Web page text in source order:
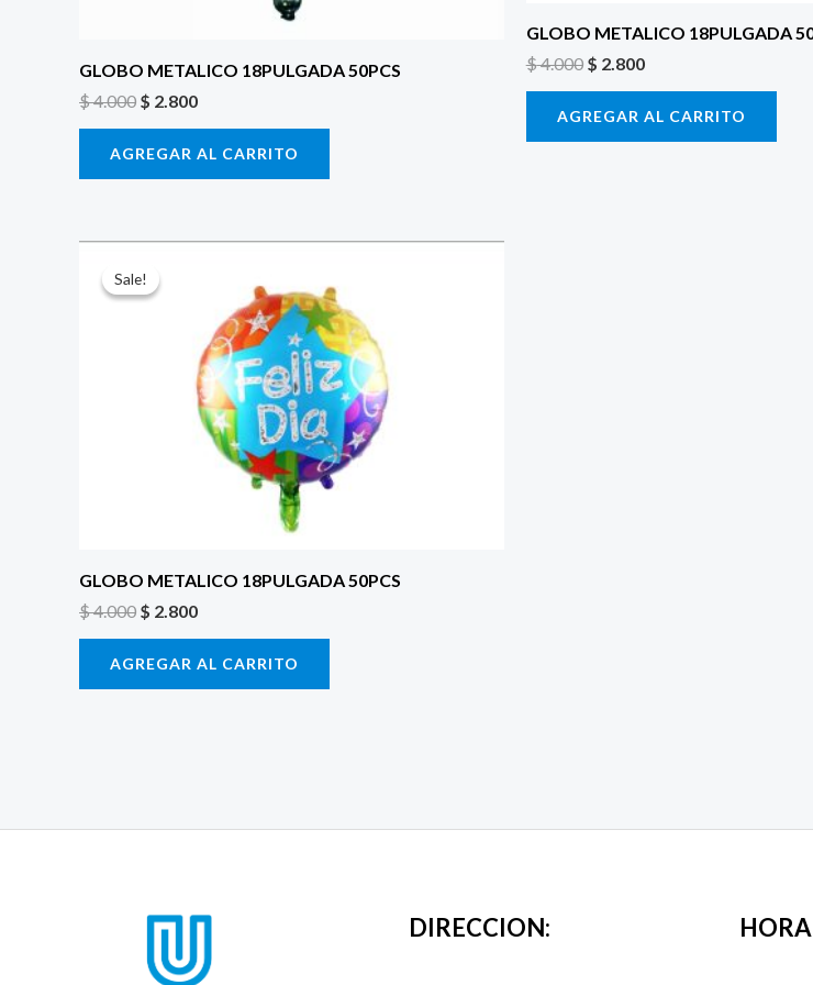
GLOBO METALICO 18PULGADA 50PCS
$4.000 $ 2.800
AGREGAR AL CARRITO
GLOBO METALICO 18PULGADA
$4.000 $ 2.800
AGREGAR AL CARRITO
Sale!
Sale!
GLOBO METALICO 18PULGADA 50PCS
$4.000
El
precio
original
$ 2.800
El
$ 2.800.
AGREGAR AL CARRITO
DIRECCION: